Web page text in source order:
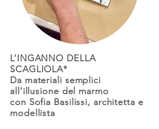
L’INGANNO DELLA
SCAGLIOLA*
Da materiali semplici
all’illusione del marmo
con Sofia Basilissi, architetta e
modellista